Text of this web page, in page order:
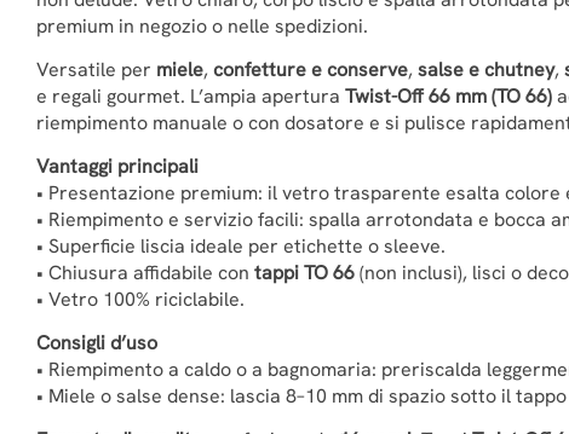
premium in negozio o nelle spedizioni.
Versatile per miele, confetture e conserve, salse e chutney,
e regali gourmet. L’ampia apertura Twist-Off 66 mm (TO 66)
riempimento manuale o con dosatore e si pulisce
Vantaggi principali
• Presentazione premium: il vetro trasparente esalta colore
• Riempimento e servizio facili: spalla arrotondata e bocca
• Superficie liscia ideale per etichette o sleeve.
• Chiusura affidabile con tappi TO 66(non inclusi), lisci o
• Vetro 100% riciclabile.
Consigli d’uso
• Riempimento a caldo o a bagnomaria: preriscalda
• Miele o salse dense: lascia 8–10 mm di spazio sotto il